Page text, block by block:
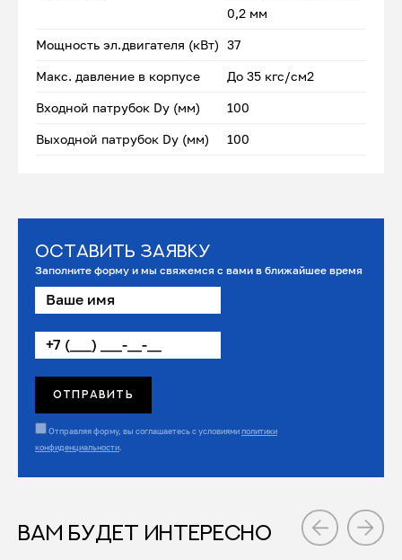
0,2 мм
Мощность эл.двигателя (кВт) 37
Макс. давление в корпусе До 35 кгс/см2
Входной патрубок Dу (мм) 100
Выходной патрубок Dу (мм) 100
Оставить заявку
Заполните форму и мы свяжемся с вами в ближайшее время
Отправляя форму, вы соглашаетесь с условиямиполитики
конфиденциальности.
ВАМ БУДЕТ ИНТЕРЕСНО